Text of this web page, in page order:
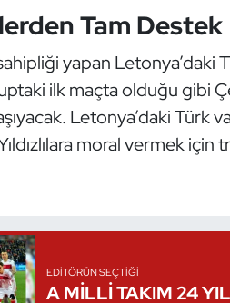
Tam Destek
yapan Letonya’daki
ilk maçta olduğu gibi
Letonya’daki Türk
moral vermek için
EDITÖRÜN SEÇTIĞI
A MİLLİ TAKIM 24